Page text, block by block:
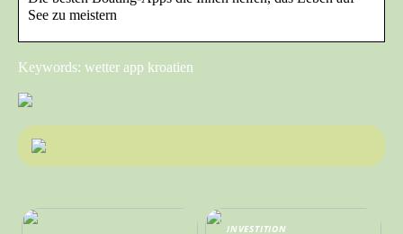
See zu meistern
Keywords: wetter app kroatien
INVESTITION